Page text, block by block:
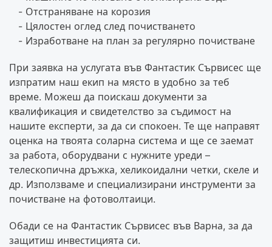
Отстраняване на корозия
Цялостен оглед след почистването
Изработване на план за регулярно почистване
При заявка на услугата във Фантастик Сървисес ще
изпратим наш екип на място в удобно за теб
време. Можеш да поискаш документи за
квалификация и свидетелство за съдимост на
нашите експерти, за да си спокоен. Те ще направят
оценка на твоята соларна система и ще се заемат
за работа, оборудвани с нужните уреди –
телескопична дръжка, хеликоидални четки, скеле и
др. Използваме и специализирани инструменти за
почистване на фотоволтаици.
Обади се на Фантастик Сървисес във Варна, за да
защитиш инвестицията си.